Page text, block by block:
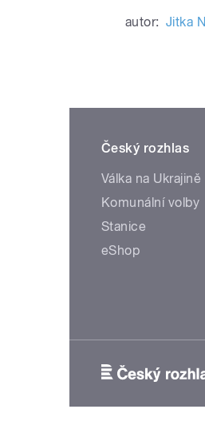
autor: Jitka
Český rozhlas
Válka na Ukrajině
Komunální volby
Stanice
eShop